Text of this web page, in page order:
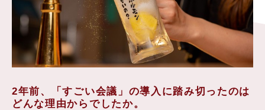
2年前、「すごい会議」の導入に踏み切ったのは
どんな理由からでしたか。